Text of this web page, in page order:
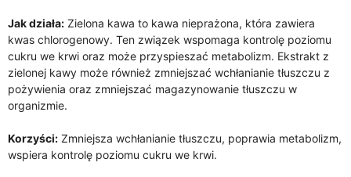
Jak działa: Zielona kawa to kawa nieprażona, która zawiera
kwas chlorogenowy. Ten związek wspomaga kontrolę poziomu
cukru we krwi oraz może przyspieszać metabolizm. Ekstrakt z
zielonej kawy może również zmniejszać wchłanianie tłuszczu z
pożywienia oraz zmniejszać magazynowanie tłuszczu w
organizmie.
Korzyści: Zmniejsza wchłanianie tłuszczu, poprawia metabolizm,
wspiera kontrolę poziomu cukru we krwi.